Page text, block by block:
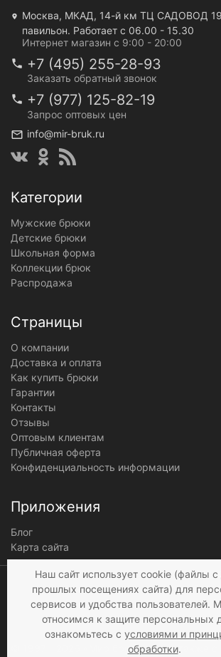
Москва, МКАД, 14-й км ТЦ САДОВОД 19
павильон. Работает с 06.00 - 15.30
Интернет магазин с 9:00 - 20:00
+7 (495) 255-28-93
Заказать обратный звонок
+7 (977) 125-82-19
Запрос оптовых цен
info@mir-bruk.ru
Категории
Мужские брюки
Детские брюки
Школьная форма
Коллекции брюк
Распродажа
Страницы
О компании
Доставка и оплата
Как купить брюки
Гарантии
Контакты
Отзывы
Оптовым клиентам
Публичная оферта
Конфиденциальность информации
Приложения
Блог
Карта сайта
© 1997 - 2026 «Мир брюк»
Мы
а также c
Наш сайт использует cookie (файлы
прошлых посещениях сайта) для
сервисов и удобства пользователей.
относимся к защите
ознакомьтесь с условиями и
обработки.